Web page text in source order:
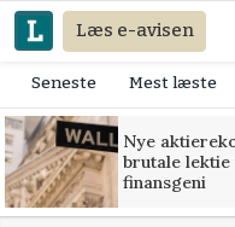
Læs e-avisen
Seneste Mest læste
Nye
brutale
finansgeni